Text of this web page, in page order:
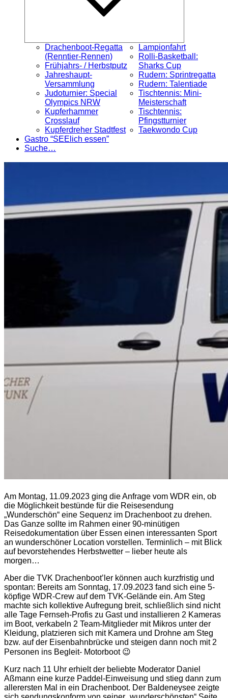
Drachenboot-Regatta
(Renntier-Rennen)
Frühjahrs- / Herbstputz
Jahreshaupt-
Versammlung
Judoturnier: Special
Olympics NRW
Kupferhammer
Crosslauf
Kupferdreher Stadtfest
Lampionfahrt
Rolli-Basketball:
Sharks Cup
Rudern: Sprintregatta
Rudern: Talentiade
Tischtennis: Mini-
Meisterschaft
Tischtennis:
Pfingstturnier
Taekwondo Cup
Gastro “SEElich essen”
Suche…
Am Montag, 11.09.2023 ging die Anfrage vom WDR ein, ob
die Möglichkeit bestünde für die Reisesendung
„Wunderschön“ eine Sequenz im Drachenboot zu drehen.
Das Ganze sollte im Rahmen einer 90-minütigen
Reisedokumentation über Essen einen interessanten Sport
an wunderschöner Location vorstellen. Terminlich – mit Blick
auf bevorstehendes Herbstwetter – lieber heute als
morgen…
Aber die TVK Drachenboot’ler können auch kurzfristig und
spontan: Bereits am Sonntag, 17.09.2023 fand sich eine 5-
köpfige WDR-Crew auf dem TVK-Gelände ein. Am Steg
machte sich kollektive Aufregung breit, schließlich sind nicht
alle Tage Fernseh-Profis zu Gast und installieren 2 Kameras
im Boot, verkabeln 2 Team-Mitglieder mit Mikros unter der
Kleidung, platzieren sich mit Kamera und Drohne am Steg
bzw. auf der Eisenbahnbrücke und steigen dann noch mit 2
Personen ins Begleit- Motorboot 😉
Kurz nach 11 Uhr erhielt der beliebte Moderator Daniel
Aßmann eine kurze Paddel-Einweisung und stieg dann zum
allerersten Mal in ein Drachenboot. Der Baldeneysee zeigte